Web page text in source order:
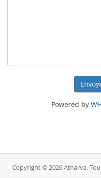
Powered by
Copyright © 2026 Atharva.